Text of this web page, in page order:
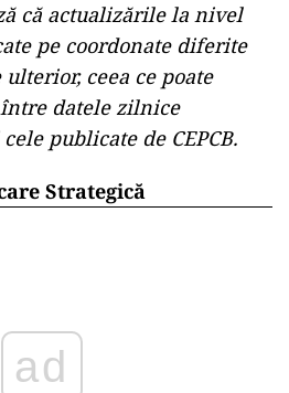
că actualizările la nivel
pe coordonate diferite
ceea ce poate
datele zilnice
publicate de CEPCB.
Strategică
ad